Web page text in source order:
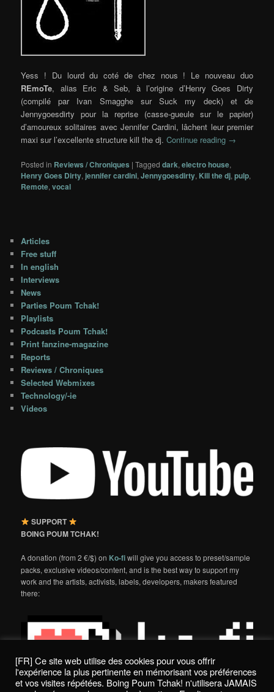
Yess ! Du lourd du coté de chez nous ! Le nouveau duo
REmoTe, alias Eric & Seb, à l’origine d’Henry Goes Dirty
(compilé par Ivan Smagghe sur Suck my deck) et de
Jennygoesdirty pour la reprise (casse-gueule sur le papier)
d’amoureux solitaires avec Jennifer Cardini, lâchent leur premier
maxi sur l’excellente structure kill the dj.Continue reading →
Posted in Reviews / Chroniques |Tagged dark,electro house,
Henry Goes Dirty, jennifer cardini,Jennygoesdirty, Kill the dj,pulp,
Remote,vocal
Articles
Free stuff
In english
Interviews
News
Parties Poum Tchak!
Playlists
Podcasts Poum Tchak!
Print fanzine-magazine
Reports
Reviews / Chroniques
Selected Webmixes
Technology/-ie
Videos
SUPPORT
BOING POUM TCHAK!
A donation (from 2 €/$) on Ko-fiwill give you access to preset/sample
packs, exclusive videos/content, and is the best way to support my
work and the artists, activists, labels, developers, makers featured
there:
[FR] Ce site web utilise des cookies pour vous offrir
l'expérience la plus pertinente en mémorisant vos préférences
et vos visites répétées. Boing Poum Tchak! n'utilisera JAMAIS